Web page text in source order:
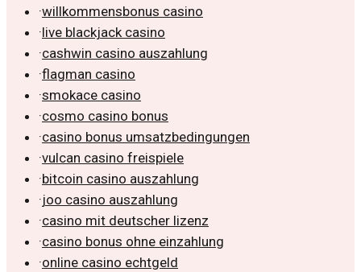
·willkommensbonus casino
·live blackjack casino
·cashwin casino auszahlung
·flagman casino
·smokace casino
·cosmo casino bonus
·casino bonus umsatzbedingungen
·vulcan casino freispiele
·bitcoin casino auszahlung
·joo casino auszahlung
·casino mit deutscher lizenz
·casino bonus ohne einzahlung
·online casino echtgeld